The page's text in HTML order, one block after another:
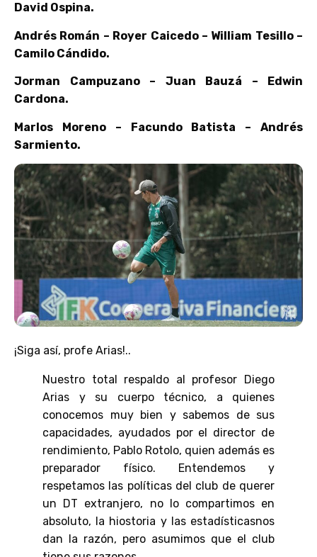
David Ospina.
Andrés Román – Royer Caicedo – William Tesillo –
Camilo Cándido.
Jorman Campuzano – Juan Bauzá – Edwin
Cardona.
Marlos Moreno – Facundo Batista – Andrés
Sarmiento.
¡Siga así, profe Arias!..
Nuestro total respaldo al profesor Diego
Arias y su cuerpo técnico, a quienes
conocemos muy bien y sabemos de sus
capacidades, ayudados por el director de
rendimiento, Pablo Rotolo, quien además es
preparador físico. Entendemos y
respetamos las políticas del club de querer
un DT extranjero, no lo compartimos en
absoluto, la hiostoria y las estadísticasnos
dan la razón, pero asumimos que el club